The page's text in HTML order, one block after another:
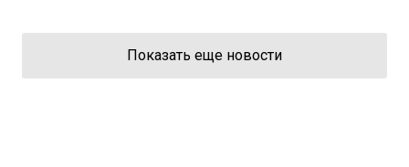
Показать еще новости